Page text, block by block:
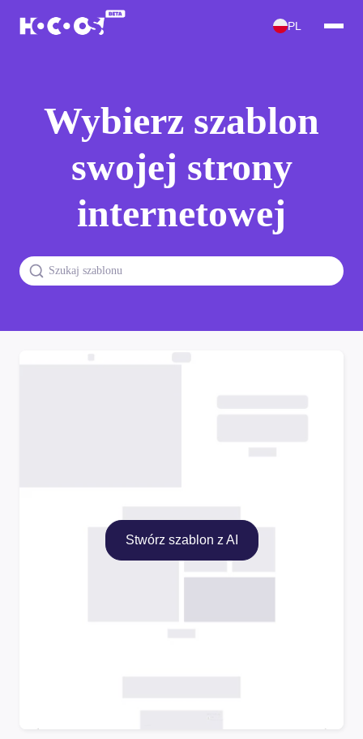
PL
Wybierz szablon
swojej strony
internetowej
Stwórz szablon z AI